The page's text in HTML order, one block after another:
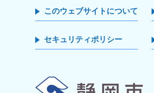
このウェブサイトについて
セキュリティポリシー